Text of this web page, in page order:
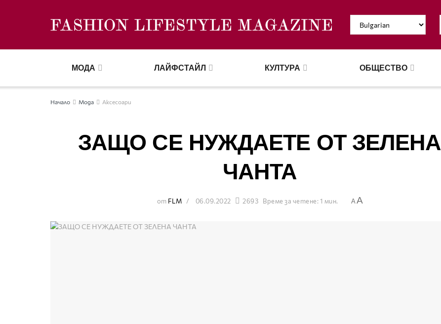
МОДА ЛАЙФСТАЙЛ КУЛТУРА ОБЩЕСТВО
Начало Мода Аксесоари
ЗАЩО СЕ НУЖДАЕТЕ ОТ ЗЕЛЕНА
ЧАНТА
от FLM 06.09.2022 2693 Време за четене: 1 мин. AA